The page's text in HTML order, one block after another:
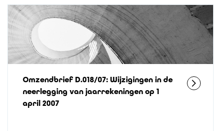
Omzendbrief D.018/07: Wijzigingen in de
neerlegging van jaarrekeningen op 1
april 2007